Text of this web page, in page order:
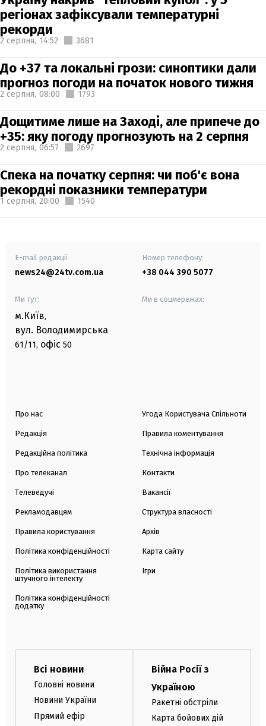
регіонах зафіксували температурні
рекорди
2 серпня, 14:52 3681
До +37 та локальні грози: синоптики дали
прогноз погоди на початок нового тижня
2 серпня, 08:00 1793
Дощитиме лише на Заході, але припече до
+35: яку погоду прогнозують на 2 серпня
2 серпня, 06:57 2697
Спека на початку серпня: чи поб'є вона
рекордні показники температури
1 серпня, 20:00 1540
E-mail редакції
news24@24tv.com.ua
Номер телефону:
+38 044 390 5077
Ми тут:
м.Київ,
вул. Володимирська
61/11, офіс 50
Ми в соцмережах:
Про нас
Редакція
Редакційна політика
Про телеканал
Телеведучі
Рекламодавцям
Правила користування
Політика конфіденційності
Політика використання
штучного інтелекту
Політика конфіденційності
додатку
Угода Користувача Спільноти
Правила коментування
Технічна інформація
Контакти
Вакансії
Структура власності
Архів
Карта сайту
Ігри
Всі новини
Головні новини
Новини України
Прямий ефір
Війна Росії з
Україною
Ракетні обстріли
Карта бойових дій